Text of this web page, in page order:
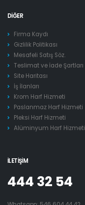
DIĞER
Firma Kaydı
Gizlilik Politikası
Mesafeli Satış Söz.
Teslimat ve İade Şartları
Site Haritası
İş İlanları
Krom Harf Hizmeti
Paslanmaz Harf Hizmeti
Pleksi Harf Hizmeti
Alüminyum Harf Hizmeti
İLETIŞIM
444 32 54